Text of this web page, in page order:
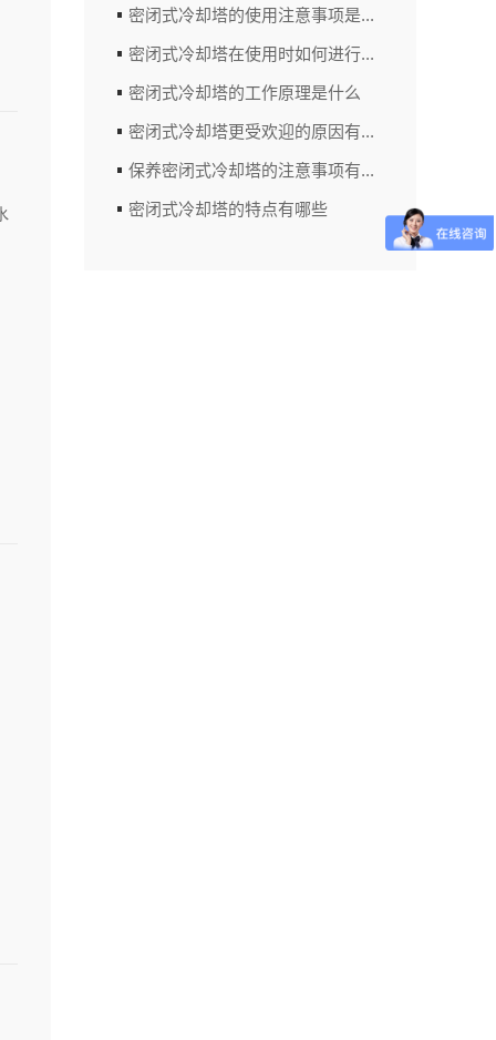
密闭式冷却塔的使用注意事项是...
密闭式冷却塔在使用时如何进行...
密闭式冷却塔的工作原理是什么
密闭式冷却塔更受欢迎的原因有...
保养密闭式冷却塔的注意事项有...
密闭式冷却塔的特点有哪些